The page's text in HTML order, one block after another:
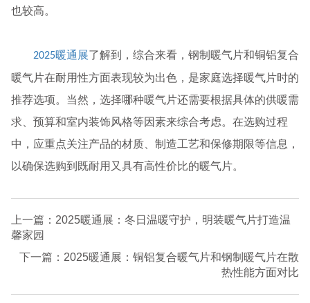
也较高。
2025暖通展了解到，综合来看，钢制暖气片和铜铝复合
暖气片在耐用性方面表现较为出色，是家庭选择暖气片时的
推荐选项。当然，选择哪种暖气片还需要根据具体的供暖需
求、预算和室内装饰风格等因素来综合考虑。在选购过程
中，应重点关注产品的材质、制造工艺和保修期限等信息，
以确保选购到既耐用又具有高性价比的暖气片。
上一篇：2025暖通展：冬日温暖守护，明装暖气片打造温
馨家园
下一篇：2025暖通展：铜铝复合暖气片和钢制暖气片在散
热性能方面对比